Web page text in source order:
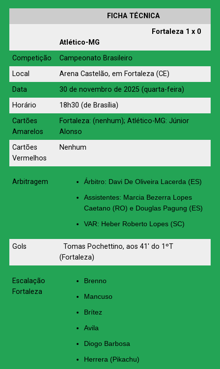
FICHA TÉCNICA
Fortaleza 1 x 0
Atlético-MG
Competição
Campeonato Brasileiro
Local
Arena Castelão, em Fortaleza (CE)
Data
30 de novembro de 2025 (quarta-feira)
Horário
18h30 (de Brasília)
Cartões
Amarelos
Fortaleza: (nenhum); Atlético-MG: Júnior
Alonso
Cartões
Vermelhos
Nenhum
Arbitragem
Árbitro: Davi De Oliveira Lacerda (ES)
Assistentes: Marcia Bezerra Lopes
Caetano (RO) e Douglas Pagung (ES)
VAR: Heber Roberto Lopes (SC)
Gols
Tomas Pochettino, aos 41′ do 1ºT
(Fortaleza)
Escalação
Fortaleza
Brenno
Mancuso
Brítez
Avila
Diogo Barbosa
Herrera (Pikachu)